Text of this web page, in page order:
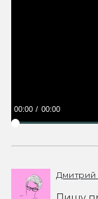
00:00 00:00
Дмитрий